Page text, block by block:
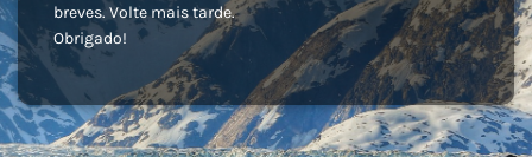
breves. Volte mais tarde.
Obrigado!